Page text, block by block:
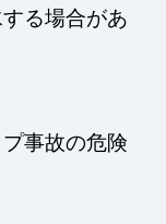
る場合があ
事故の危険